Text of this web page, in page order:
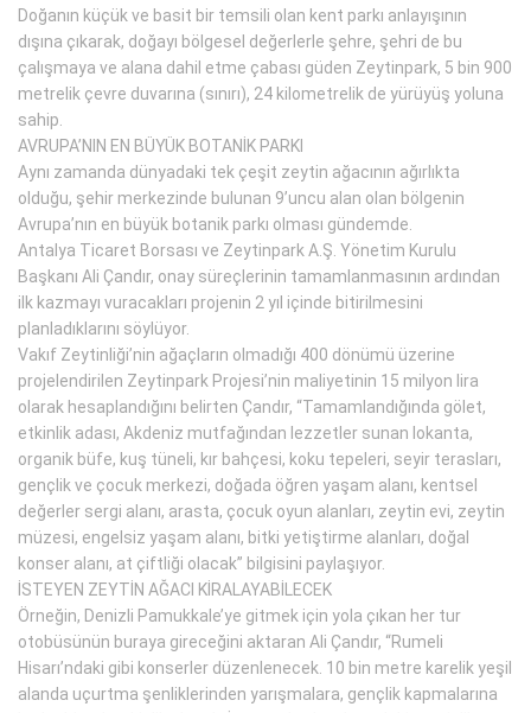
Doğanın küçük ve basit bir temsili olan kent parkı anlayışının
dışına çıkarak, doğayı bölgesel değerlerle şehre, şehri de bu
çalışmaya ve alana dahil etme çabası güden Zeytinpark, 5 bin 900
metrelik çevre duvarına (sınırı), 24 kilometrelik de yürüyüş yoluna
sahip.
AVRUPA’NIN EN BÜYÜK BOTANİK PARKI
Aynı zamanda dünyadaki tek çeşit zeytin ağacının ağırlıkta
olduğu, şehir merkezinde bulunan 9’uncu alan olan bölgenin
Avrupa’nın en büyük botanik parkı olması gündemde.
Antalya Ticaret Borsası ve Zeytinpark A.Ş. Yönetim Kurulu
Başkanı Ali Çandır, onay süreçlerinin tamamlanmasının ardından
ilk kazmayı vuracakları projenin 2 yıl içinde bitirilmesini
planladıklarını söylüyor.
Vakıf Zeytinliği’nin ağaçların olmadığı 400 dönümü üzerine
projelendirilen Zeytinpark Projesi’nin maliyetinin 15 milyon lira
olarak hesaplandığını belirten Çandır, “Tamamlandığında gölet,
etkinlik adası, Akdeniz mutfağından lezzetler sunan lokanta,
organik büfe, kuş tüneli, kır bahçesi, koku tepeleri, seyir terasları,
gençlik ve çocuk merkezi, doğada öğren yaşam alanı, kentsel
değerler sergi alanı, arasta, çocuk oyun alanları, zeytin evi, zeytin
müzesi, engelsiz yaşam alanı, bitki yetiştirme alanları, doğal
konser alanı, at çiftliği olacak” bilgisini paylaşıyor.
İSTEYEN ZEYTİN AĞACI KİRALAYABİLECEK
Örneğin, Denizli Pamukkale’ye gitmek için yola çıkan her tur
otobüsünün buraya gireceğini aktaran Ali Çandır, “Rumeli
Hisarı’ndaki gibi konserler düzenlenecek. 10 bin metre karelik yeşil
alanda uçurtma şenliklerinden yarışmalara, gençlik kapmalarına